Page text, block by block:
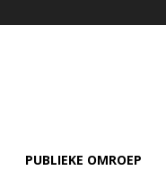
PUBLIEKE OMROEP